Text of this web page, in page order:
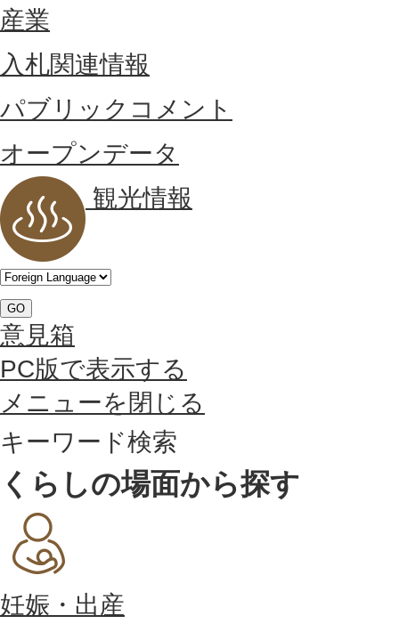
産業
入札関連情報
パブリックコメント
オープンデータ
観光情報
GO
意見箱
PC版で表示する
メニューを閉じる
キーワード検索
くらしの場面から探す
妊娠・出産